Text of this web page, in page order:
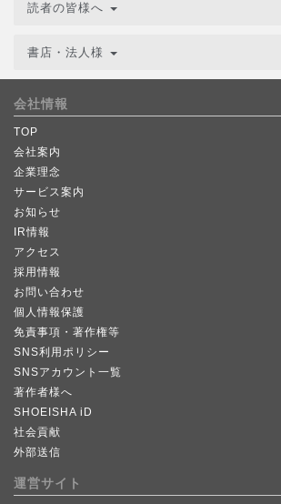
読者の皆様へ
書店・法人様
会社情報
TOP
会社案内
企業理念
サービス案内
お知らせ
IR情報
アクセス
採用情報
お問い合わせ
個人情報保護
免責事項・著作権等
SNS利用ポリシー
SNSアカウント一覧
著作者様へ
SHOEISHA iD
社会貢献
外部送信
運営サイト